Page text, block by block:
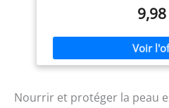
pour cheveux et en huile de
PLUS FOURNIE ET ONGLES
bulbes capillaires,
durablement. Appliquée sur
prévient la casse et nourrit
ONGLES MULTI-USAGES -
Nourrir et protéger la peau